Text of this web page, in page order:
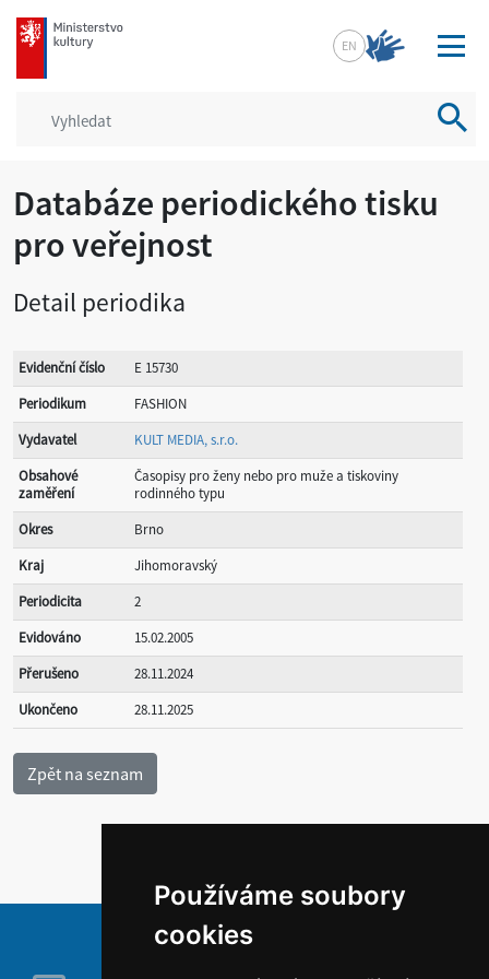
Používáme soubory
cookies
mkcr.cz
EN
Databáze periodického tisku
pro veřejnost
Detail periodika
Evidenční číslo
E 15730
Periodikum
FASHION
Vydavatel
KULT MEDIA, s.r.o.
Obsahové
zaměření
Časopisy pro ženy nebo pro muže a tiskoviny
rodinného typu
Okres
Brno
Kraj
Jihomoravský
Periodicita
2
Evidováno
15.02.2005
Přerušeno
28.11.2024
Ukončeno
28.11.2025